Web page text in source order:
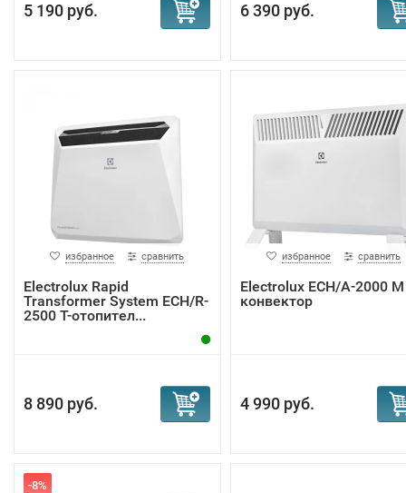
5 190 руб. 6 390 руб.
избранное сравнить
Electrolux Rapid
Transformer System ECH/R-
2500 T-отопител...
8 890 руб.
избранное сравнить
Electrolux ECH/A-2000 M
конвектор
4 990 руб.
-8%